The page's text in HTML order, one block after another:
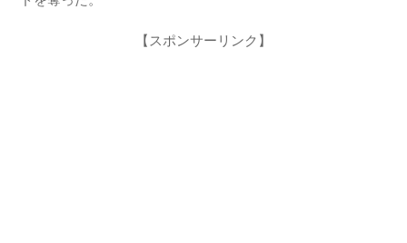
【スポンサーリンク】